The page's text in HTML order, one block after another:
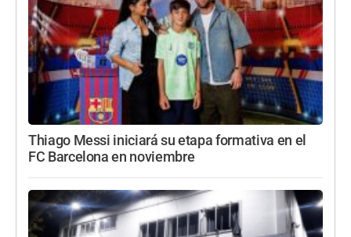
Thiago Messi iniciará su etapa formativa en el
FC Barcelona en noviembre